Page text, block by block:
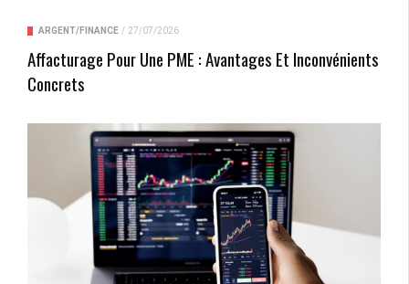
ARGENT/FINANCE / 27/07/2026
Affacturage Pour Une PME : Avantages Et Inconvénients
Concrets